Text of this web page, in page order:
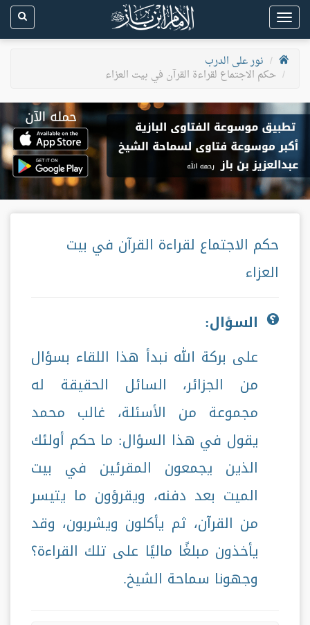
Toggle
navigation
نور على الدرب
حكم الاجتماع لقراءة القرآن في بيت العزاء
حكم الاجتماع لقراءة القرآن في بيت
العزاء
السؤال:
على بركة الله نبدأ هذا اللقاء بسؤال
من الجزائر، السائل الحقيقة له
مجموعة من الأسئلة، غالب محمد
يقول في هذا السؤال: ما حكم أولئك
الذين يجمعون المقرئين في بيت
الميت بعد دفنه، ويقرؤون ما يتيسر
من القرآن، ثم يأكلون ويشربون، وقد
يأخذون مبلغًا ماليًا على تلك القراءة؟
وجهونا سماحة الشيخ.